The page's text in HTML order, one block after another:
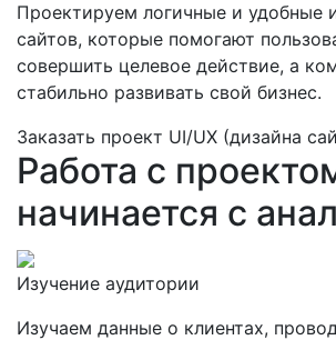
Проектируем логичные и удобные
сайтов, которые помогают
совершить целевое действие, а
стабильно развивать свой бизнес.
Заказать проект UI/UX (дизайна
Работа с
начинается с
Изучение аудитории
Изучаем данные о клиентах,